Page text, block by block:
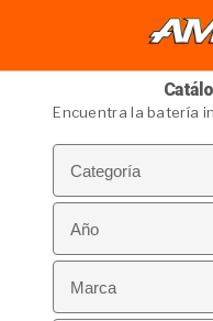
Encuentra la batería